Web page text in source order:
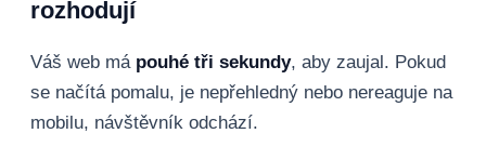
rozhodují
Váš web má pouhé tři sekundy, aby zaujal. Pokud
se načítá pomalu, je nepřehledný nebo nereaguje na
mobilu, návštěvník odchází.